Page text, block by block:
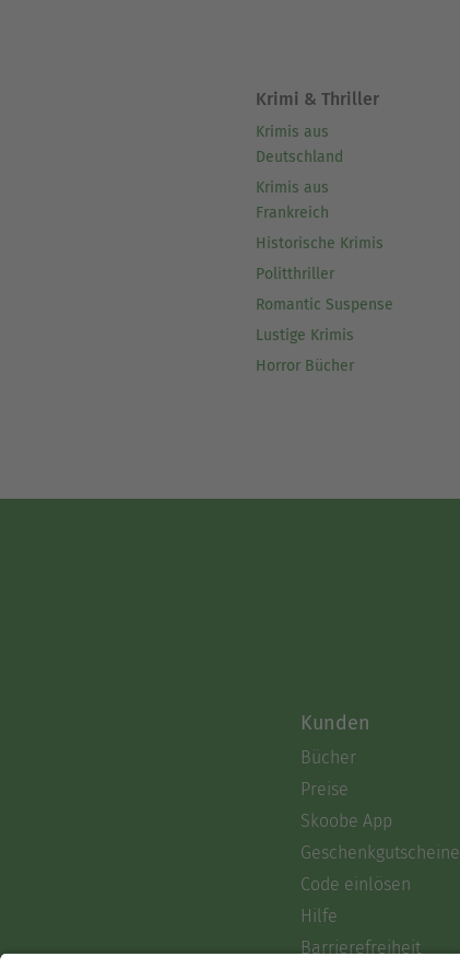
Krimi & Thriller
Krimis aus
Deutschland
Krimis aus
Frankreich
Historische Krimis
Politthriller
Romantic Suspense
Lustige Krimis
Horror Bücher
Kunden
Bücher
Preise
Skoobe App
Geschenkgutscheine
Code einlösen
Hilfe
Barrierefreiheit